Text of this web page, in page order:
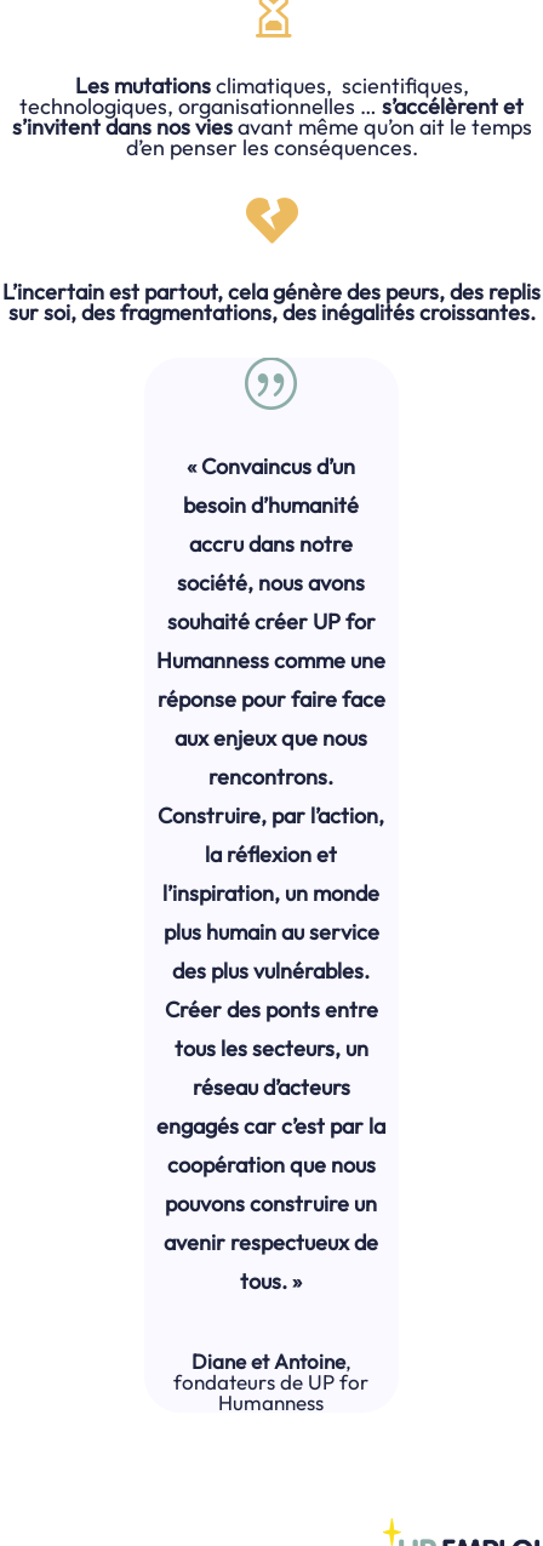

Les mutationsclimatiques, scientifiques,
technologiques, organisationnelles … s’accélèrent et
s’invitent dans nos viesavant même qu’on ait le temps
d’en penser les conséquences.

L’incertain est partout, cela génère des peurs, des replis
sur soi, des fragmentations, des inégalités croissantes.
|
« Convaincus d’un
besoin d’humanité
accru dans notre
société, nous avons
souhaité créer UP for
Humanness comme une
réponse pour faire face
aux enjeux que nous
rencontrons.
Construire, par l’action,
la réflexion et
l’inspiration, un monde
plus humain au service
des plus vulnérables.
Créer des ponts entre
tous les secteurs, un
réseau d’acteurs
engagés car c’est par la
coopération que nous
pouvons construire un
avenir respectueux de
tous. »
Diane et Antoine,
fondateurs de UP for
Humanness